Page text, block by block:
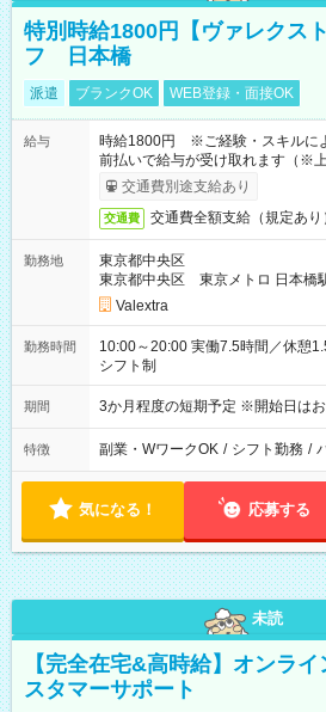
特別時給1800円【ヴァレクス
フ 日本橋
派遣 ブランクOK WEB登録・面接OK
給与
時給1800円 ※ご経験・スキルに
前払いで給与が受け取れます（※上
交通費別途支給あり
交通費 交通費全額支給（規定あり
勤務地
東京都中央区
東京都中央区 東京メトロ 日本橋
Valextra
勤務時間
10:00～20:00 実働7.5時間／休憩1.5時間 営業時間に合わせた
シフト制
期間 3か月程度の短期予定 ※開始日は
特徴 副業・WワークOK / シフト勤務 /
気になる！ 応募する
未読
【完全在宅&高時給】オンラ
スタマーサポート